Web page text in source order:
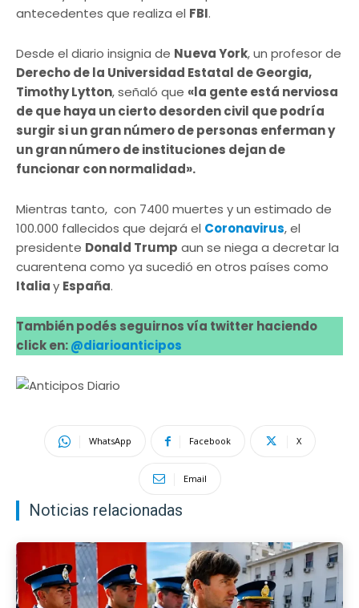
antecedentes que realiza el FBI.
Desde el diario insignia de Nueva York, un profesor de
Derecho de la Universidad Estatal de Georgia,
Timothy Lytton, señaló que «la gente está nerviosa
de que haya un cierto desorden civil que podría
surgir si un gran número de personas enferman y
un gran número de instituciones dejan de
funcionar con normalidad».
Mientras tanto, con 7400 muertes y un estimado de
100.000 fallecidos que dejará el Coronavirus, el
presidente Donald Trump aun se niega a decretar la
cuarentena como ya sucedió en otros países como
Italiay España.
También podés seguirnos vía twitter haciendo
click en:@diarioanticipos
WhatsApp Facebook X
Email
Noticias relacionadas